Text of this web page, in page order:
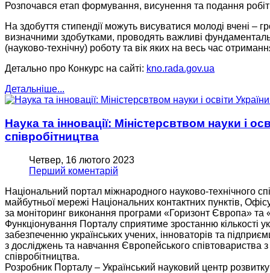
Розпочався етап формування, висунення та подання робіт
На здобуття стипендії можуть висуватися молоді вчені –
визначними здобутками, проводять важливі
(науково-технічну) роботу та вік яких на весь час
Детально про Конкурс на сайті: kno.rada.gov.ua
Детальніше...
Наука та інновації: Міністерсвтвом науки і
співробітництва
Четвер, 16 лютого 2023
Перший коментарій
Національний портал міжнародного науково-технічного
майбутньої мережі Національних контактних пунктів,
за моніторинг виконання програми «Горизонт Європа»
Функціонування Порталу сприятиме зростанню кількості
забезпеченню українських учених, інноваторів та
з досліджень та навчання Європейського співтовариства
співробітництва.
Розробник Порталу – Український науковий центр